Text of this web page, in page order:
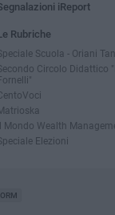
iReport
Rubriche
Scuola - Oriani
Circolo Didattico
Mondo Wealth
Elezioni